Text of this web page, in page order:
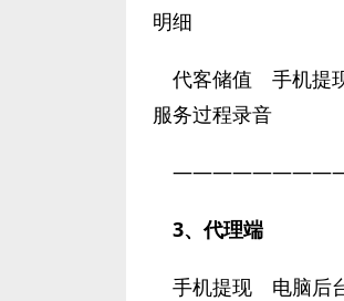
明细
代客储值 手机提
服务过程录音
3、代理端
手机提现 电脑后